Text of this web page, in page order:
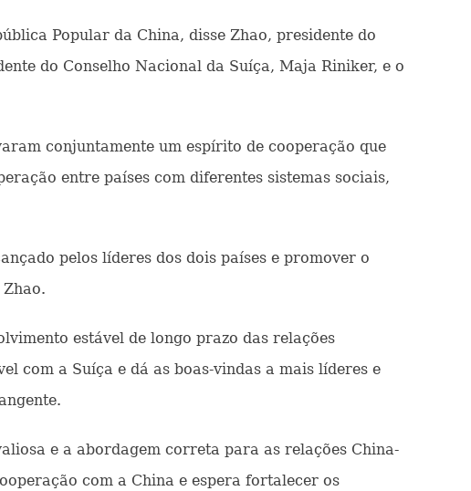
Popular da China, disse Zhao, presidente do
do Conselho Nacional da Suíça, Maja Riniker, e o
conjuntamente um espírito de cooperação que
entre países com diferentes sistemas sociais,
pelos líderes dos dois países e promover o
estável de longo prazo das relações
com a Suíça e dá as boas-vindas a mais líderes e
e a abordagem correta para as relações China-
com a China e espera fortalecer os